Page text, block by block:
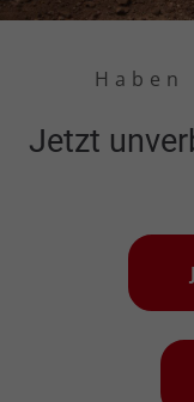
Haben
Jetzt